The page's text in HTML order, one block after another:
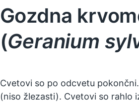
Gozdna
(Geranium
Cvetovi so po odcvetu
(niso žlezasti). Cvetovi so rahlo